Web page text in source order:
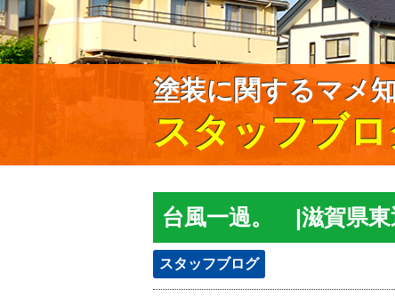
塗装に関するマメ
スタッフブ
台風一過。 |滋賀県
スタッフブログ